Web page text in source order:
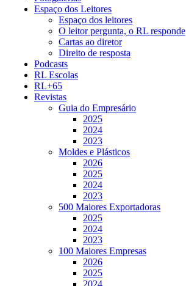
Espaço dos Leitores
Espaço dos leitores
O leitor pergunta, o RL responde
Cartas ao diretor
Direito de resposta
Podcasts
RL Escolas
RL+65
Revistas
Guia do Empresário
2025
2024
2023
Moldes e Plásticos
2026
2025
2024
2023
500 Maiores Exportadoras
2025
2024
2023
100 Maiores Empresas
2026
2025
2024